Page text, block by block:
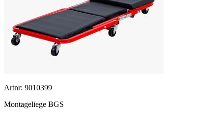
Artnr: 9010399
Montageliege BGS